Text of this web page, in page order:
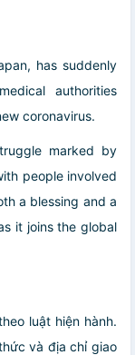
has suddenly
authorities
coronavirus.
marked by
people involved
a blessing and a
it joins the global
luật hiện hành.
và địa chỉ giao